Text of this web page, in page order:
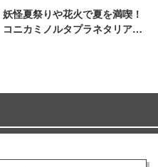
妖怪夏祭りや花火で夏を満喫！
コニカミノルタプラネタリア